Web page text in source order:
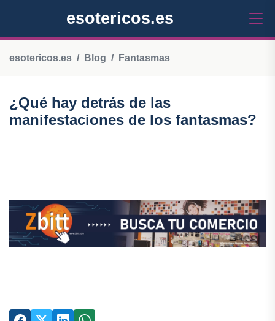
esotericos.es
esotericos.es Blog Fantasmas
¿Qué hay detrás de las
manifestaciones de los fantasmas?